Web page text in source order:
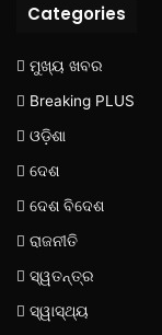
Categories
ମୁଖ୍ୟ ଖବର
Breaking PLUS
ଓଡ଼ିଶା
ଦେଶ
ଦେଶ ବିଦେଶ
ରାଜନୀତି
ସ୍ୱତନ୍ତ୍ର
ସ୍ୱାସ୍ଥ୍ୟ